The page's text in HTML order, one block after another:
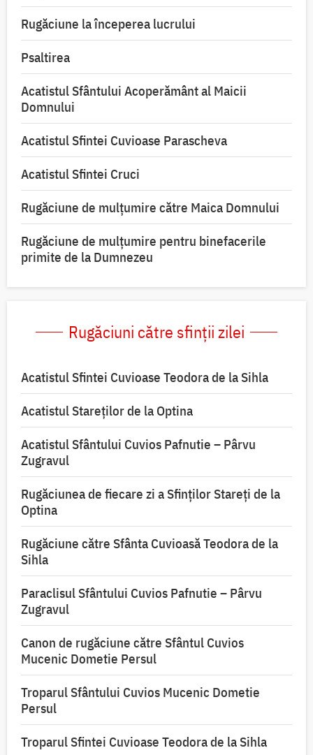
Rugăciune la începerea lucrului
Psaltirea
Acatistul Sfântului Acoperământ al Maicii
Domnului
Acatistul Sfintei Cuvioase Parascheva
Acatistul Sfintei Cruci
Rugăciune de mulţumire către Maica Domnului
Rugăciune de mulțumire pentru binefacerile
primite de la Dumnezeu
Rugăciuni către sfinții zilei
Acatistul Sfintei Cuvioase Teodora de la Sihla
Acatistul Stareţilor de la Optina
Acatistul Sfântului Cuvios Pafnutie – Pârvu
Zugravul
Rugăciunea de fiecare zi a Sfinților Stareți de la
Optina
Rugăciune către Sfânta Cuvioasă Teodora de la
Sihla
Paraclisul Sfântului Cuvios Pafnutie – Pârvu
Zugravul
Canon de rugăciune către Sfântul Cuvios
Mucenic Dometie Persul
Troparul Sfântului Cuvios Mucenic Dometie
Persul
Troparul Sfintei Cuvioase Teodora de la Sihla